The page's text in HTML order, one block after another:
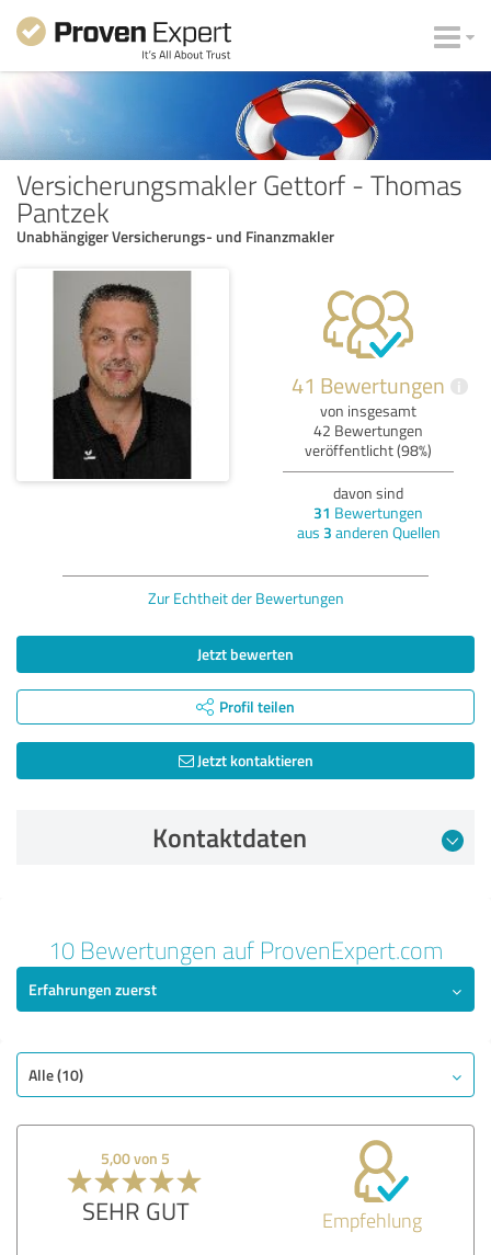
Versicherungsmakler Gettorf - Thomas
Pantzek
Unabhängiger Versicherungs- und Finanzmakler
41 Bewertungen i
von insgesamt
42 Bewertungen
veröffentlicht (98%)
davon sind
31 Bewertungen
aus 3 anderen Quellen
Zur Echtheit der Bewertungen
Jetzt bewerten
Profil teilen
Jetzt kontaktieren
Kontaktdaten
5,00 von 5
Qualität
Nutzen
Umsetzung
10 Bewertungen auf ProvenExpert.com
Erfahrungen zuerst
Alle (10)
5,00 von 5
SEHR GUT Empfehlung